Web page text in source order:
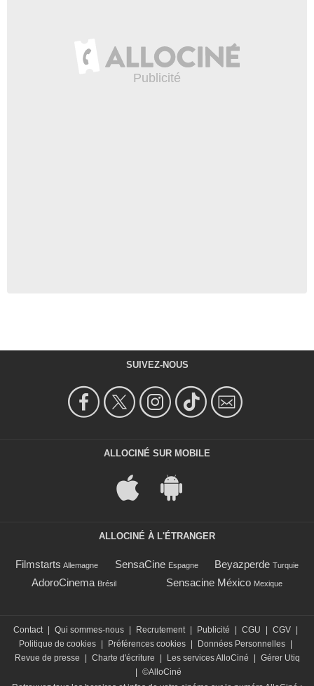
SUIVEZ-NOUS
ALLOCINÉ SUR MOBILE
ALLOCINÉ À L'ÉTRANGER
Filmstarts Allemagne SensaCine Espagne Beyazperde Turquie
AdoroCinema Brésil Sensacine México Mexique
Contact | Qui sommes-nous | Recrutement | Publicité | CGU | CGV |
Politique de cookies | Préférences cookies | Données Personnelles |
Revue de presse
| Charte d'écriture | Les services AlloCiné | Gérer Utiq
| ©AlloCiné